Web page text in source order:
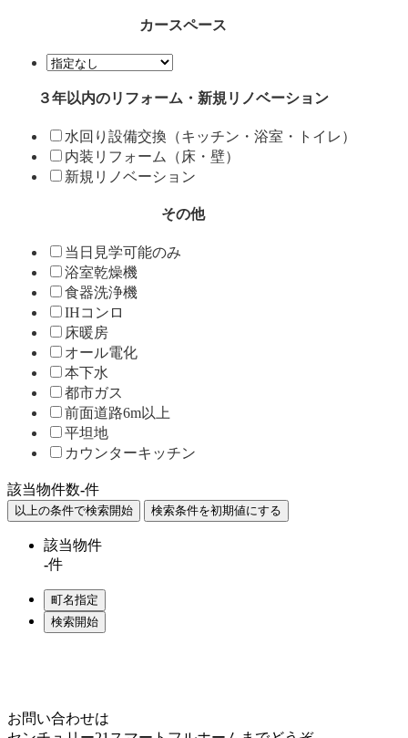
カースペース
３年以内のリフォーム・新規リノベーション
水回り設備交換（キッチン・浴室・トイレ）
内装リフォーム（床・壁）
新規リノベーション
その他
当日見学可能のみ
浴室乾燥機
食器洗浄機
IHコンロ
床暖房
オール電化
本下水
都市ガス
前面道路6m以上
平坦地
カウンターキッチン
該当物件数-件
該当物件
-件
お問い合わせは